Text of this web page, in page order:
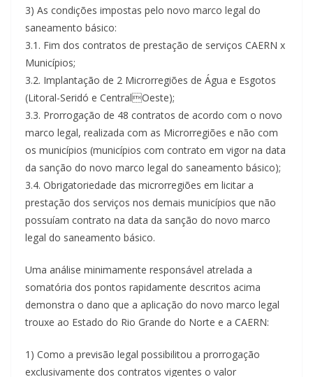
3) As condições impostas pelo novo marco legal do
saneamento básico:
3.1. Fim dos contratos de prestação de serviços CAERN x
Municípios;
3.2. Implantação de 2 Microrregiões de Água e Esgotos
(Litoral-Seridó e CentralOeste);
3.3. Prorrogação de 48 contratos de acordo com o novo
marco legal, realizada com as Microrregiões e não com
os municípios (municípios com contrato em vigor na data
da sanção do novo marco legal do saneamento básico);
3.4. Obrigatoriedade das microrregiões em licitar a
prestação dos serviços nos demais municípios que não
possuíam contrato na data da sanção do novo marco
legal do saneamento básico.
Uma análise minimamente responsável atrelada a
somatória dos pontos rapidamente descritos acima
demonstra o dano que a aplicação do novo marco legal
trouxe ao Estado do Rio Grande do Norte e a CAERN:
1) Como a previsão legal possibilitou a prorrogação
exclusivamente dos contratos vigentes o valor